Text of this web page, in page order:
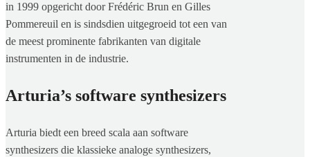
in 1999 opgericht door Frédéric Brun en Gilles
Pommereuil en is sindsdien uitgegroeid tot een van
de meest prominente fabrikanten van digitale
instrumenten in de industrie.
Arturia’s software synthesizers
Arturia biedt een breed scala aan software
synthesizers die klassieke analoge synthesizers,